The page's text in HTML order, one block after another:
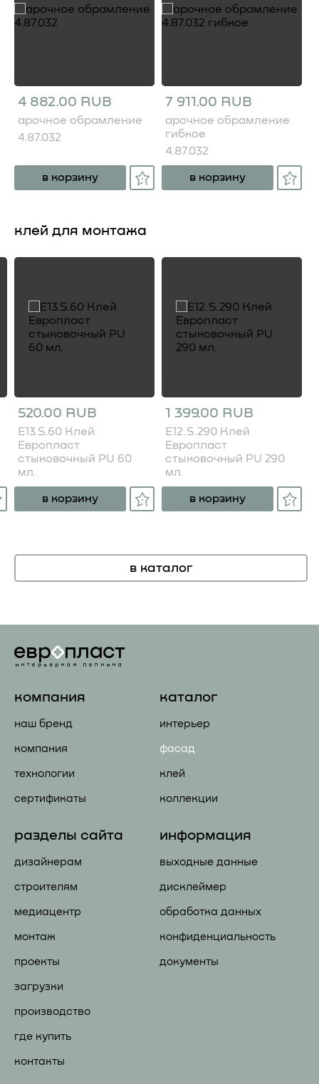
4 882.00 RUB
арочное обрамление
4.87.032
в корзину
7 911.00 RUB
арочное обрамление
гибкое
4.87.032
в корзину
клей для монтажа
520.00 RUB
E13.S.60 Клей
Европласт
стыковочный PU 60
мл.
в корзину
1 399.00 RUB
E12.S.290 Клей
Европласт
стыковочный PU 290
мл.
в корзину
в каталог
компания
наш бренд
компания
технологии
сертификаты
каталог
интерьер
фасад
клей
коллекции
разделы сайта
дизайнерам
строителям
медиацентр
монтаж
проекты
загрузки
производство
где купить
контакты
информация
выходные данные
дисклеймер
обработка данных
конфиденциальность
документы